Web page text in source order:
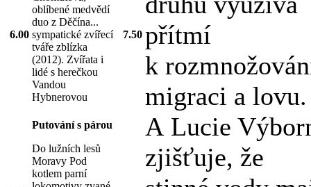
6.00
oblíbené medvědí
duo z Děčína...
sympatické zvířecí
tváře zblízka
(2012). Zvířata i
lidé s herečkou
Vandou
Hybnerovou
Putování s párou
Do lužních lesů
Moravy Pod
kotlem parní
7.50 přítmí
k
migraci a lovu.
A Lucie
zjišťuje, že